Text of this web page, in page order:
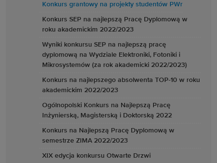
Konkurs grantowy na projekty studentów PWr
Konkurs SEP na najlepszą Pracę Dyplomową w
roku akademickim 2022/2023
Wyniki konkursu SEP na najlepszą pracę
dyplomową na Wydziale Elektroniki, Fotoniki i
Mikrosystemów (za rok akademicki 2022/2023)
Konkurs na najlepszego absolwenta TOP-10 w roku
akademickim 2022/2023
Ogólnopolski Konkurs na Najlepszą Pracę
Inżynierską, Magisterską i Doktorską 2022
Konkurs na Najlepszą Pracę Dyplomową w
semestrze ZIMA 2022/2023
XIX edycja konkursu Otwarte Drzwi